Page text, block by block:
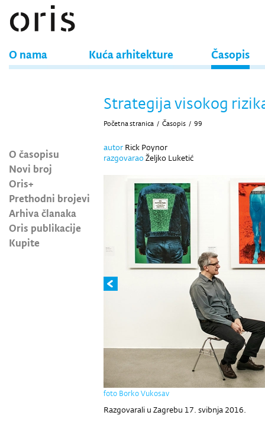
O nama Kuća arhitekture Časopis
O časopisu
Novi broj
Oris+
Prethodni brojevi
Arhiva članaka
Oris publikacije
Kupite
Strategija visokog
Početna stranica / Časopis / 99
autor Rick Poynor
razgovarao Željko Luketić
foto Borko Vukosav
Razgovarali u Zagrebu 17. svibnja 2016.